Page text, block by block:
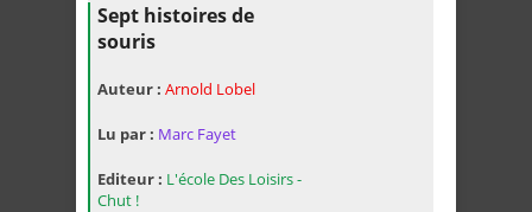
Sept histoires de
souris
Auteur : Arnold Lobel
Lu par : Marc Fayet
Editeur : L'école Des Loisirs -
Chut !